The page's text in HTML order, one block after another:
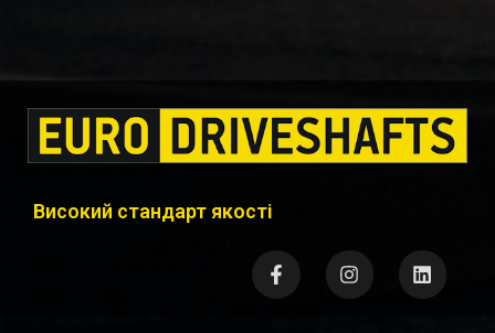
Високий стандарт якості